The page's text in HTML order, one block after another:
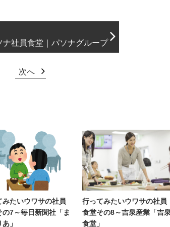
社員食堂｜パソナグループ
次へ
みたいウワサの社員
の7～毎日新聞社「ま
」
行ってみたいウワサの社員
食堂その8～吉泉産業「吉
食堂」